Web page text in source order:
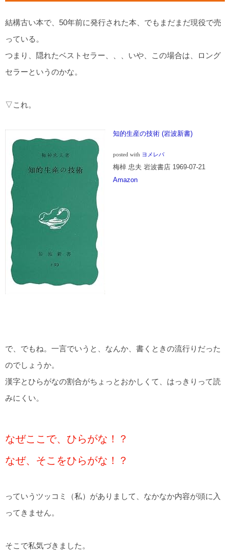
結構古い本で、50年前に発行された本、でもまだまだ現役で売
っている。
つまり、隠れたベストセラー、、、いや、この場合は、ロング
セラーというのかな。
▽これ。
知的生産の技術 (岩波新書)
posted with ヨメレバ
梅棹 忠夫 岩波書店 1969-07-21
Amazon
で、でもね。一言でいうと、なんか、書くときの流行りだった
のでしょうか。
漢字とひらがなの割合がちょっとおかしくて、はっきりって読
みにくい。
なぜここで、ひらがな！？
なぜ、そこをひらがな！？
っていうツッコミ（私）がありまして、なかなか内容が頭に入
ってきません。
そこで私気づきました。